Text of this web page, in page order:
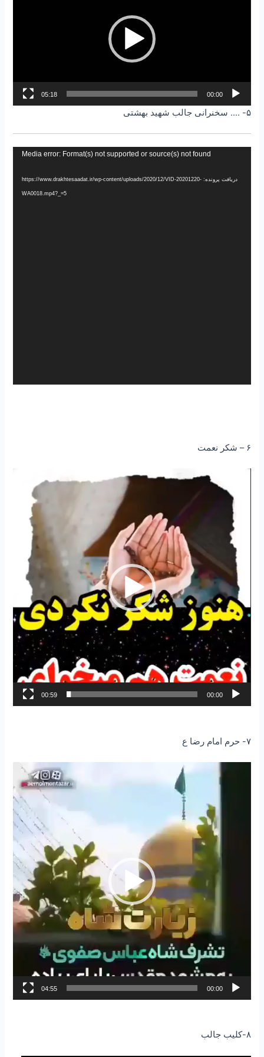
00:00
05:18
۵- …. سخنرانی جالب شهید بهشتی
Media error: Format(s) not supported or source(s) not found
دریافت پرونده: https://www.drakhtesaadat.ir/wp-content/uploads/2020/12/VID-20201220-
WA0018.mp4?_=5
۶ – شکر نعمت
00:00
00:59
۷- حرم امام رضا ع
00:00
04:55
۸-کلیب جالب